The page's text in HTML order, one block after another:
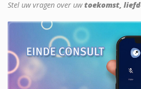
Stel uw vragen over uwtoekomst,